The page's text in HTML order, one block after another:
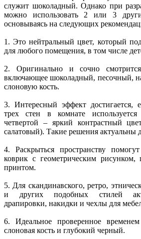
служит шоколадный. Однако при
можно использовать 2 или 3
основываясь на следующих
1. Это нейтральный цвет, который
для любого помещения, в том числе
2. Оригинально и сочно
включающее шоколадный, песочный,
слоновую кость.
3. Интересный эффект достигается,
трех стен в комнате
четвертой – яркий контрастный
салатовый). Такие решения актуальны
4. Раскрыться пространству
коврик с геометрическим
принтом.
5. Для скандинавского, ретро,
и других подобных стилей
драпировки, накидки и чехлы для
6. Идеальное проверенное
слоновая кость и глубокий черный.